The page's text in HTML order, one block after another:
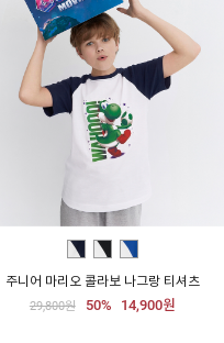
주니어 마리오 콜라보 나그랑 티셔츠
29,800원 50% 14,900원